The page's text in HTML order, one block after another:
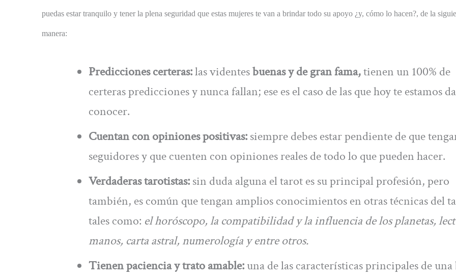
puedas estar tranquilo y tener la plena seguridad que estas mujeres te van a brindar todo su apoyo ¿y, cómo lo hacen?, de la
manera:
Predicciones certeras:las videntesbuenas y de gran fama,tienen un 100% de
certeras predicciones y nunca fallan; ese es el caso de las que hoy te estamos
conocer.
Cuentan con opiniones positivas:siempre debes estar pendiente de que
seguidores y que cuenten con opiniones reales de todo lo que pueden hacer.
Verdaderas tarotistas:sin duda alguna el tarot es su principal profesión, pero
también, es común que tengan amplios conocimientos en otras técnicas del
tales como: el horóscopo, la compatibilidad y la influencia de los planetas,
manos, carta astral, numerología y entre otros.
Tienen paciencia y trato amable:una de las características principales de una